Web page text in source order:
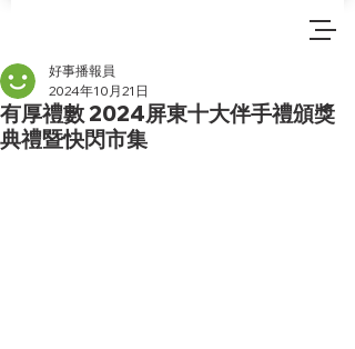
有厚禮數 2024屏東十大伴手禮頒獎
典禮暨快閃市集
好事播報員
2024年10月21日